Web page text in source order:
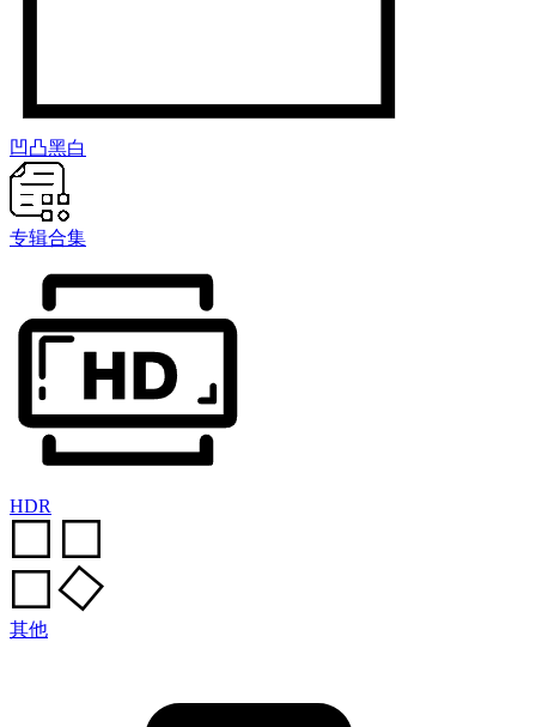
凹凸黑白
专辑合集
HDR
其他